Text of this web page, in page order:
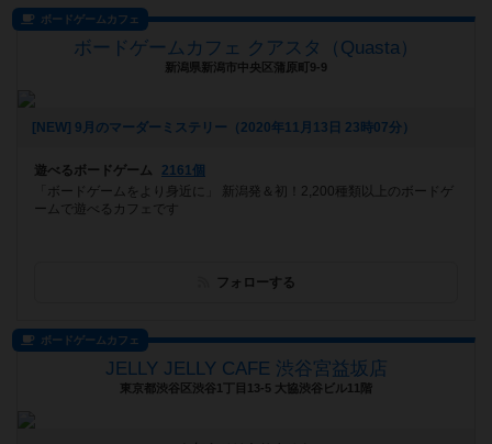
ボードゲームカフェ
ボードゲームカフェ クアスタ（Quasta）
新潟県新潟市中央区蒲原町9-9
[NEW] 9月のマーダーミステリー（2020年11月13日 23時07分）
遊べるボードゲーム
2161個
「ボードゲームをより身近に」 新潟発＆初！2,200種類以上のボードゲ
ームで遊べるカフェです
フォローする
ボードゲームカフェ
JELLY JELLY CAFE 渋谷宮益坂店
東京都渋谷区渋谷1丁目13-5 大協渋谷ビル11階